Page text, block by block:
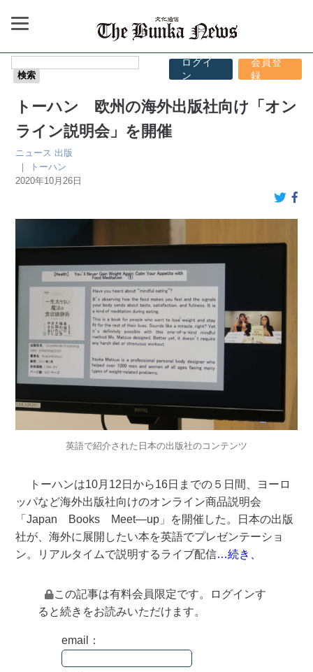
ログイ
ン
会員登
録
トーハン 欧州の海外出版社向け「オン
ライン説明会」を開催
ニュース 出版
｜
トーハン
2020年10月26日
英語で紹介された日本の出版社のコンテンツ
トーハンは10月12日から16日までの５日間、ヨーロ
ッパなど海外出版社向けのオンライン商品説明会
「Japan Books Meet―up」を開催した。日本の出版
社が、海外に展開したい本を英語でプレゼンテーショ
ン。リアルタイムで説明するライブ配信…続き、
この記事は有料会員限定です。ログインす
ると続きをお読みいただけます。
email：